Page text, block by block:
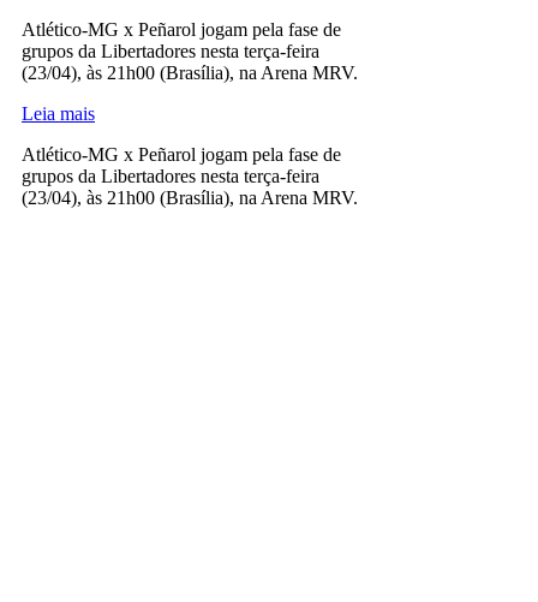
Atlético-MG x Peñarol jogam pela fase de
grupos da Libertadores nesta terça-feira
(23/04), às 21h00 (Brasília), na Arena MRV.
Leia mais
Atlético-MG x Peñarol jogam pela fase de
grupos da Libertadores nesta terça-feira
(23/04), às 21h00 (Brasília), na Arena MRV.